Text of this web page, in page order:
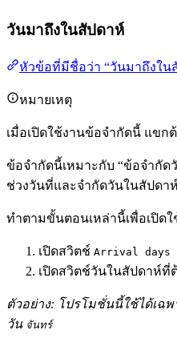
วันมาถึงในสัปดาห์
หัวข้อที่มีชื่อว่า “วันมาถึงใน
หมายเหตุ
เมื่อเปิดใช้งานข้อจำกัดนี้ แข
ข้อจำกัดนี้เหมาะกับ “ข้อจำกั
ช่วงวันที่และจำกัดวันในสัปดา
ทำตามขั้นตอนเหล่านี้เพื่อเปิดใ
เปิดสวิตช์ Arrival
เปิดสวิตช์วันในสัปดาห์ที่
ตัวอย่าง: โปรโมชั่นนี้ใช้ได้เฉ
วัน จันทร์